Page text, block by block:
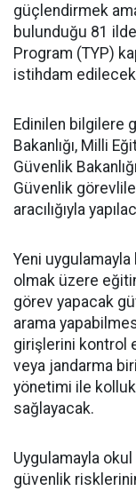
güçlendirmek
bulunduğu 81 ilde,
Program (TYP)
istihdam
Edinilen bilgilere
Bakanlığı, Milli
Güvenlik
Güvenlik
aracılığıyla
Yeni
olmak üzere
görev yapacak
arama
girişlerini kontrol
veya jandarma
yönetimi ile
sağlayacak.
Uygulamayla
güvenlik